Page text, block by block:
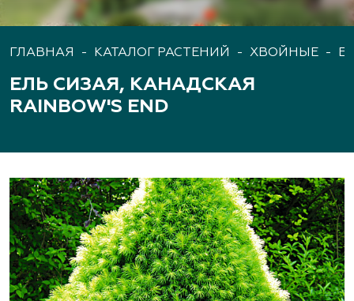
ГЛАВНАЯ - КАТАЛОГ РАСТЕНИЙ - ХВОЙНЫЕ -
ЕЛЬ СИЗАЯ, КАНАДСКАЯ
RAINBOW'S END